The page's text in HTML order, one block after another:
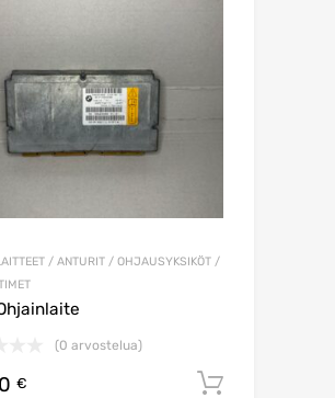
/ ANTURIT / OHJAUSYKSIKÖT /
(0 arvostelua)
€